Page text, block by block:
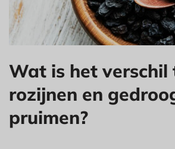
Wat is het verschil
rozijnen en
pruimen?